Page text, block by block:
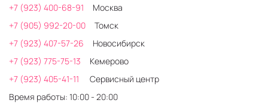
+7 (923) 400-68-91
Москва
+7 (905) 992-20-00
Томск
+7 (923) 407-57-26
Новосибирск
+7 (923) 775-75-13
Кемерово
+7 (923) 405-41-11
Сервисный центр
Время работы: 10:00 - 20:00